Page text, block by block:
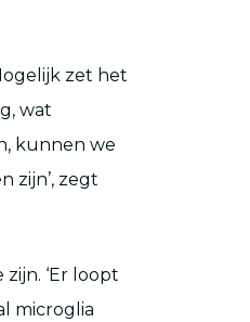
zet het
wat
kunnen we
zijn’, zegt
‘Er loopt
microglia